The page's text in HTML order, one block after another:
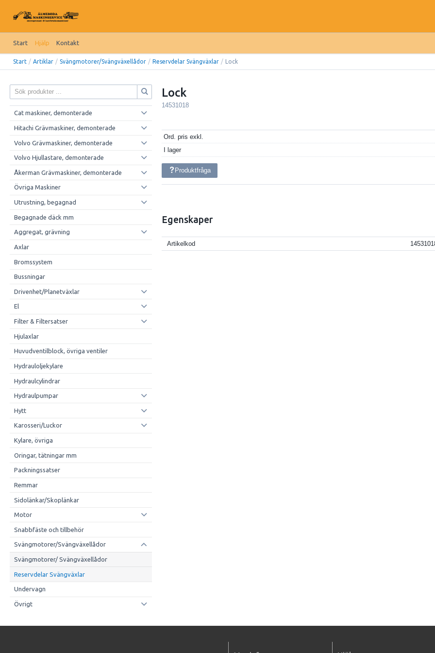
Start Hjälp Kontakt
Start / Artiklar / Svängmotorer/Svängväxellådor / Reservdelar Svängväxlar / Lock
Cat maskiner, demonterade
Hitachi Grävmaskiner, demonterade
Volvo Grävmaskiner, demonterade
Volvo Hjullastare, demonterade
Åkerman Grävmaskiner, demonterade
Övriga Maskiner
Utrustning, begagnad
Begagnade däck mm
Aggregat, grävning
Axlar
Bromssystem
Bussningar
Drivenhet/Planetväxlar
El
Filter & Filtersatser
Hjulaxlar
Huvudventilblock, övriga ventiler
Hydrauloljekylare
Hydraulcylindrar
Hydraulpumpar
Hytt
Karosseri/Luckor
Kylare, övriga
Oringar, tätningar mm
Packningssatser
Remmar
Sidolänkar/Skoplänkar
Motor
Snabbfäste och tillbehör
Svängmotorer/Svängväxellådor
Svängmotorer/ Svängväxellådor
Reservdelar Svängväxlar
Undervagn
Övrigt
Lock
14531018
Ord. pris exkl.
I lager
Produktfråga
Egenskaper
Artikelkod